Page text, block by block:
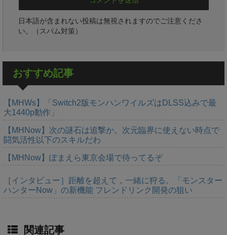
日本語が含まれない投稿は無視されますのでご注意くださ
い。（スパム対策）
おすすめ記事
【MHWs】「Switch2版モンハンワイルズはDLSS込みで最
大1440p動作」
【MHNow】次の謎石は追撃か。次元臨界に使えない時点で
闘気活性以下のスキルだわ
【MHNow】ぽまえら東京会場で待ってるぞ
［インタビュー］距離を超えて，一緒に狩る。「モンスター
ハンターNow」の新機能 フレンドリンク開発の狙い
関連記事